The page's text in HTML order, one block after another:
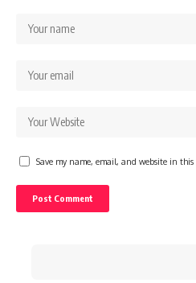
Save my name, email, and website in